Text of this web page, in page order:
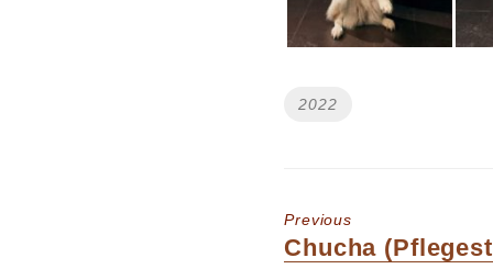
Tags
2022
Previous
Previous
Chucha